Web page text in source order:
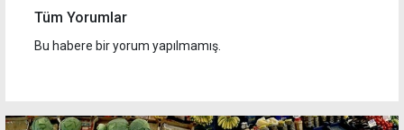
Tüm Yorumlar
Bu habere bir yorum yapılmamış.